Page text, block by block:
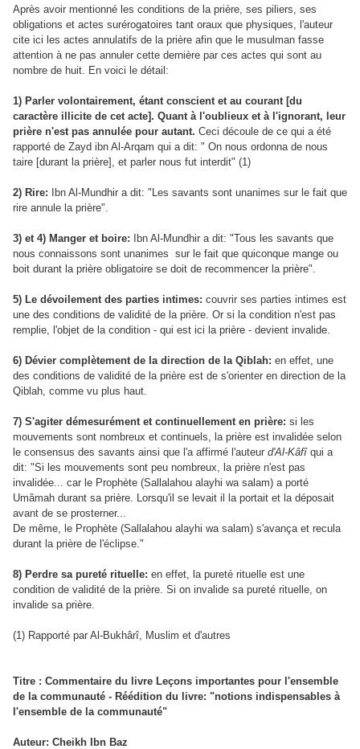
Après avoir mentionné les conditions de la prière, ses piliers, ses
obligations et actes surérogatoires tant oraux que physiques, l'auteur
cite ici les actes annulatifs de la prière afin que le musulman fasse
attention à ne pas annuler cette dernière par ces actes qui sont au
nombre de huit. En voici le détail:
1) Parler volontairement, étant conscient et au courant [du
caractère illicite de cet acte]. Quant à l'oublieux et à l'ignorant, leur
prière n'est pas annulée pour autant. Ceci découle de ce qui a été
rapporté de Zayd ibn Al-Arqam qui a dit: " On nous ordonna de nous
taire [durant la prière], et parler nous fut interdit" (1)
2) Rire: Ibn Al-Mundhir a dit: "Les savants sont unanimes sur le fait que
rire annule la prière".
3) et 4) Manger et boire: Ibn Al-Mundhir a dit: "Tous les savants que
nous connaissons sont unanimes sur le fait que quiconque mange ou
boit durant la prière obligatoire se doit de recommencer la prière".
5) Le dévoilement des parties intimes: couvrir ses parties intimes est
une des conditions de validité de la prière. Or si la condition n'est pas
remplie, l'objet de la condition - qui est ici la prière - devient invalide.
6) Dévier complètement de la direction de la Qiblah: en effet, une
des conditions de validité de la prière est de s'orienter en direction de la
Qiblah, comme vu plus haut.
7) S'agiter démesurément et continuellement en prière: si les
mouvements sont nombreux et continuels, la prière est invalidée selon
le consensus des savants ainsi que l'a affirmé l'auteur d'Al-Kâfîqui a
dit: "Si les mouvements sont peu nombreux, la prière n'est pas
invalidée... car le Prophète (Sallalahou alayhi wa salam) a porté
Umâmah durant sa prière. Lorsqu'il se levait il la portait et la déposait
avant de se prosterner...
De même, le Prophète (Sallalahou alayhi wa salam) s'avança et recula
durant la prière de l'éclipse."
8) Perdre sa pureté rituelle: en effet, la pureté rituelle est une
condition de validité de la prière. Si on invalide sa pureté rituelle, on
invalide sa prière.
(1) Rapporté par Al-Bukhârî, Muslim et d'autres
Titre : Commentaire du livre Leçons importantes pour l'ensemble
de la communauté - Réédition du livre: "notions indispensables à
l'ensemble de la communauté"
Auteur: Cheikh Ibn Baz